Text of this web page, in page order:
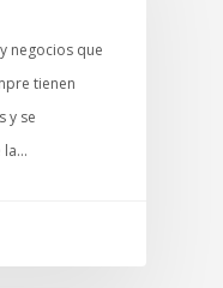
negocios que
tienen
y se
la…